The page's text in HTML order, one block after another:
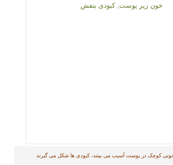
کوچک در پوست آسیب می بینند، کبودی ها شکل می گیرند